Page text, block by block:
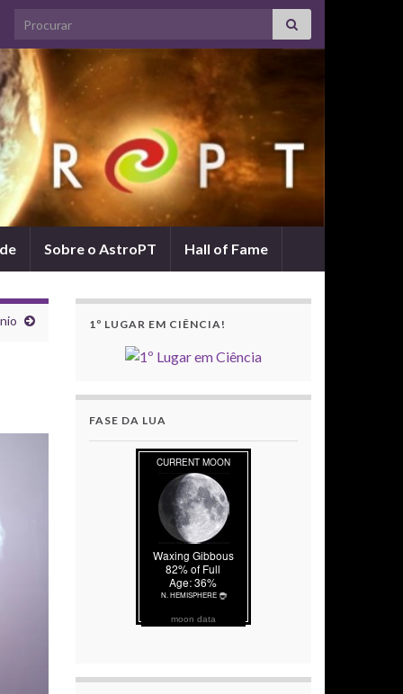
Search for:
Sobre o AstroPT Hall of Fame
1º LUGAR EM CIÊNCIA!
FASE DA LUA
moon data